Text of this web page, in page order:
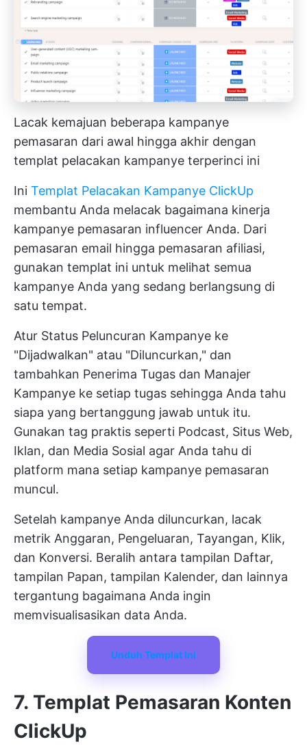
Lacak kemajuan beberapa kampanye
pemasaran dari awal hingga akhir dengan
templat pelacakan kampanye terperinci ini
Ini Templat Pelacakan Kampanye ClickUp
membantu Anda melacak bagaimana kinerja
kampanye pemasaran influencer Anda. Dari
pemasaran email hingga pemasaran afiliasi,
gunakan templat ini untuk melihat semua
kampanye Anda yang sedang berlangsung di
satu tempat.
Atur Status Peluncuran Kampanye ke
"Dijadwalkan" atau "Diluncurkan," dan
tambahkan Penerima Tugas dan Manajer
Kampanye ke setiap tugas sehingga Anda tahu
siapa yang bertanggung jawab untuk itu.
Gunakan tag praktis seperti Podcast, Situs Web,
Iklan, dan Media Sosial agar Anda tahu di
platform mana setiap kampanye pemasaran
muncul.
Setelah kampanye Anda diluncurkan, lacak
metrik Anggaran, Pengeluaran, Tayangan, Klik,
dan Konversi. Beralih antara tampilan Daftar,
tampilan Papan, tampilan Kalender, dan lainnya
tergantung bagaimana Anda ingin
memvisualisasikan data Anda.
Unduh Templat Ini
7. Templat Pemasaran Konten
ClickUp